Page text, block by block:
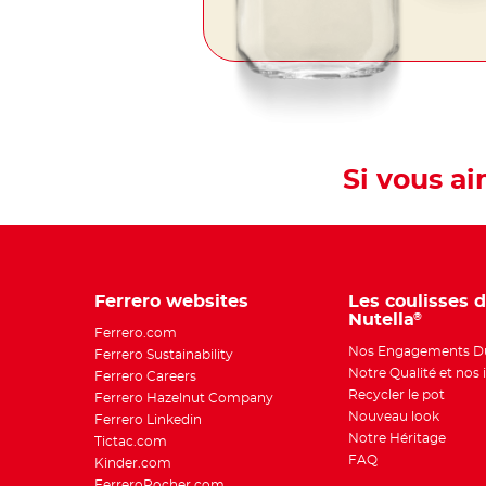
Si vous
Ferrero websites
Ferrero.com
Ferrero Sustainability
Ferrero Careers
Ferrero Hazelnut Company
Ferrero Linkedin
Tictac.com
Kinder.com
Les coulisses
Nutella®
Nos Engagements
Notre Qualité et nos
Recycler le pot
Nouveau look
Notre Héritage
FAQ